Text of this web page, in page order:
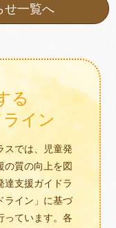
せ一覧へ
る
イン
スでは、児童発
の質の向上を図
達支援ガイドラ
ライン」に基づ
っています。各